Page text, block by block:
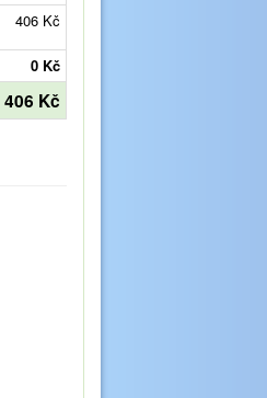
406 Kč
0 Kč
406 Kč